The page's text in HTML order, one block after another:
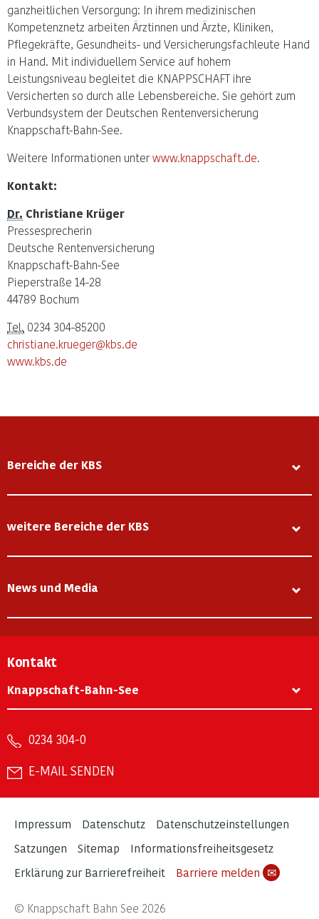
ganzheitlichen Versorgung: In ihrem medizini­schen
Kompetenznetz arbeiten Ärztinnen und Ärzte, Kliniken,
Pflegekräfte, Gesundheits- und Versicherungsfachleute Hand
in Hand. Mit individuellem Service auf hohem
Leistungsniveau begleitet die KNAPPSCHAFT ihre
Ver­sicher­ten so durch alle Lebensbereiche. Sie gehört zum
Verbundsystem der Deutschen Rentenversicherung
Knappschaft-Bahn-See.
Weitere Informationen unter www.knappschaft.de.
Kontakt:
Dr. Christiane Krüger
Pressesprecherin
Deutsche Rentenversicherung
Knappschaft-Bahn-See
Pieperstraße 14-28
44789 Bochum
Tel. 0234 304-85200
christiane.krueger@kbs.de
www.kbs.de
Bereiche der KBS
weitere Bereiche der KBS
News und Media
Kontakt
Knappschaft-Bahn-See
0234 304-0
E-MAIL SENDEN
Impressum Datenschutz
Datenschutzeinstellungen
Satzungen
Sitemap
Informationsfreiheitsgesetz
Erklärung zur Barrierefreiheit
Barriere melden ✉
© Knappschaft Bahn See 2026